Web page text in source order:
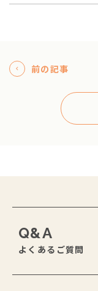
前の記事
Q&A
よくあるご質問